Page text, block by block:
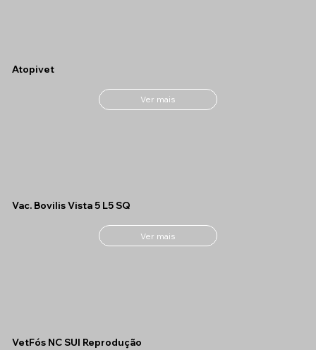
Atopivet
Ver mais
Vac. Bovilis Vista 5 L5 SQ
Ver mais
VetFós NC SUI Reprodução